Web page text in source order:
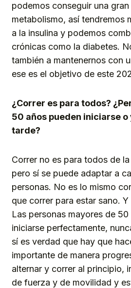
podemos conseguir una
metabolismo, así tendremos
a la insulina y podemos
crónicas como la diabetes.
también a mantenernos con
ese es el objetivo de este
¿Correr es para todos?
50 años pueden iniciarse
tarde?
Correr no es para todos de
pero sí se puede adaptar a
personas. No es lo mismo
que correr para estar sano.
Las personas mayores de
iniciarse perfectamente,
sí es verdad que hay que
importante de manera
alternar y correr al principio,
de fuerza y de movilidad y